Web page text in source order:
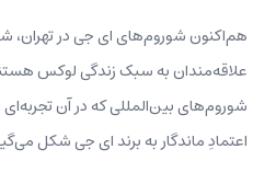
هم‌اکنون شوروم‌های ای جی در تهران،
علاقه‌مندان به سبک زندگی لوکس
شوروم‌های بین‌المللی که در آن
اعتمادِ ماندگار به برند ای جی شکل